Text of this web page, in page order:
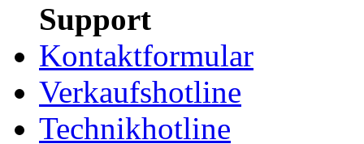
Support
Kontaktformular
Verkaufshotline
Technikhotline